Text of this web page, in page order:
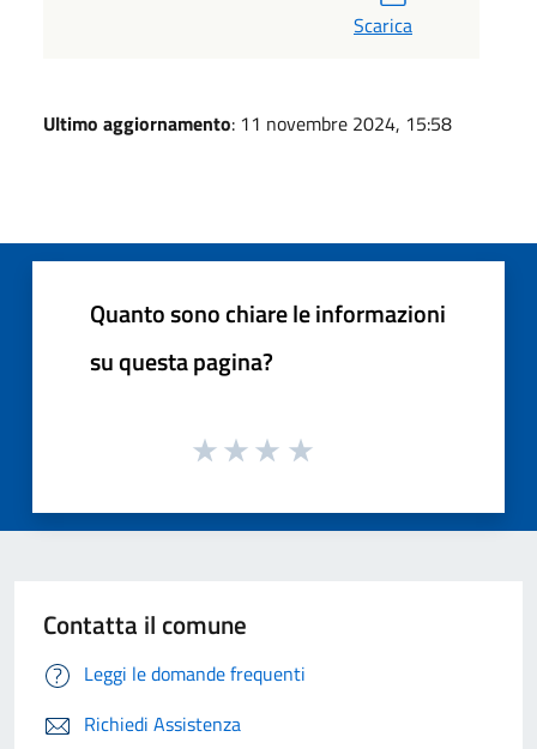
Scarica
Ultimo aggiornamento: 11 novembre 2024, 15:58
Quanto sono chiare le informazioni
su questa pagina?
Contatta il comune
Leggi le domande frequenti
Richiedi Assistenza